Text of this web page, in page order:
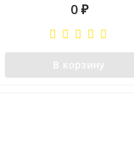
0 ₽
В корзину